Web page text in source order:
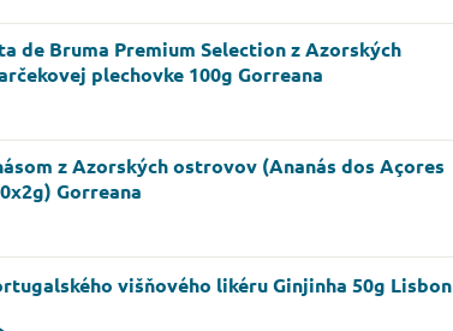
de Bruma Premium Selection z Azorských
plechovke 100g Gorreana
z Azorských ostrovov (Ananás dos Açores
Gorreana
višňového likéru Ginjinha 50g Lisbon